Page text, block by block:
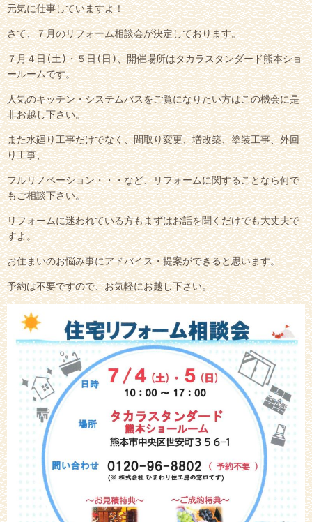
元気に仕事していますよ！
さて、７月のリフォーム相談会が決定しております。
７月４日(土)・５日(日)、開催場所はタカラスタンダード熊本ショ
ールームです。
人気のキッチン・システムバスをご覧になりたい方はこの機会に是
非お越し下さい。
また水廻り工事だけでなく、間取り変更、増改築、塗装工事、外回
り工事、
フルリノベーション・・・など、リフォームに関することなら何で
もご相談下さい。
リフォームに迷われている方もまずはお話を聞くだけでも大丈夫で
すよ。
お住まいのお悩み事にアドバイス・提案ができると思います。
予約は不要ですので、お気軽にお越し下さい。